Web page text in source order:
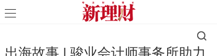
出海故事 | 骏业会计师事务所助力